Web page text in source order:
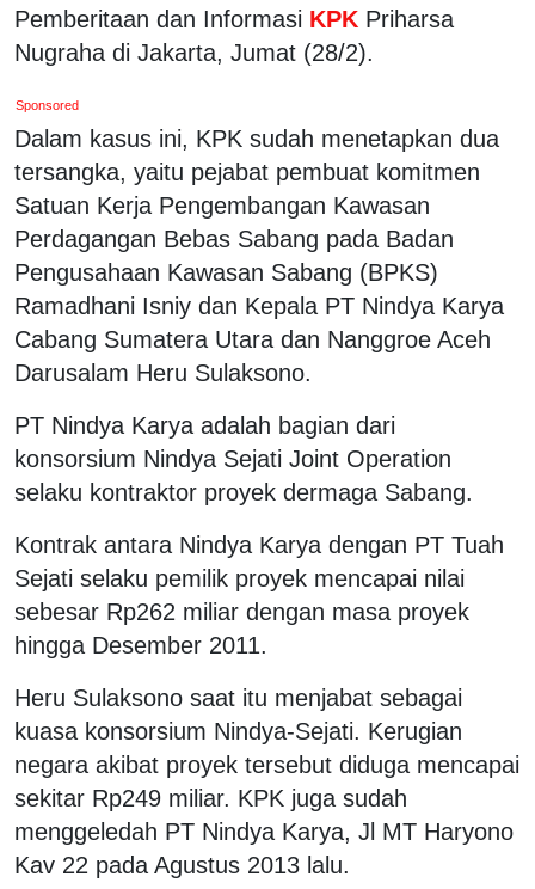
Pemberitaan dan Informasi KPK Priharsa
Nugraha di Jakarta, Jumat (28/2).
Sponsored
Dalam kasus ini, KPK sudah menetapkan dua
tersangka, yaitu pejabat pembuat komitmen
Satuan Kerja Pengembangan Kawasan
Perdagangan Bebas Sabang pada Badan
Pengusahaan Kawasan Sabang (BPKS)
Ramadhani Isniy dan Kepala PT Nindya Karya
Cabang Sumatera Utara dan Nanggroe Aceh
Darusalam Heru Sulaksono.
PT Nindya Karya adalah bagian dari
konsorsium Nindya Sejati Joint Operation
selaku kontraktor proyek dermaga Sabang.
Kontrak antara Nindya Karya dengan PT Tuah
Sejati selaku pemilik proyek mencapai nilai
sebesar Rp262 miliar dengan masa proyek
hingga Desember 2011.
Heru Sulaksono saat itu menjabat sebagai
kuasa konsorsium Nindya-Sejati. Kerugian
negara akibat proyek tersebut diduga mencapai
sekitar Rp249 miliar. KPK juga sudah
menggeledah PT Nindya Karya, Jl MT Haryono
Kav 22 pada Agustus 2013 lalu.